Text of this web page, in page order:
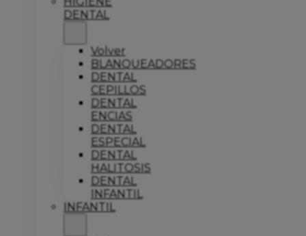
DENTAL
Volver
BLANQUEADORES
DENTAL
CEPILLOS
DENTAL
ENCIAS
DENTAL
ESPECIAL
DENTAL
HALITOSIS
DENTAL
INFANTIL
INFANTIL